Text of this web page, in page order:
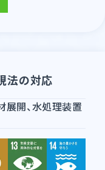
法の対応
展開、水処理装置